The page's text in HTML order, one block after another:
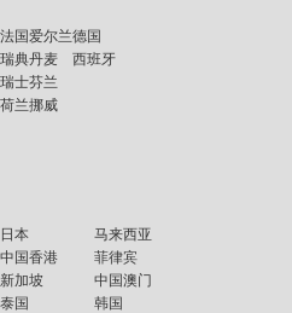
法国爱尔兰德国
瑞典丹麦
西班牙
瑞士芬兰
荷兰挪威
日本
马来西亚
中国香港
菲律宾
新加坡
中国澳门
泰国
韩国